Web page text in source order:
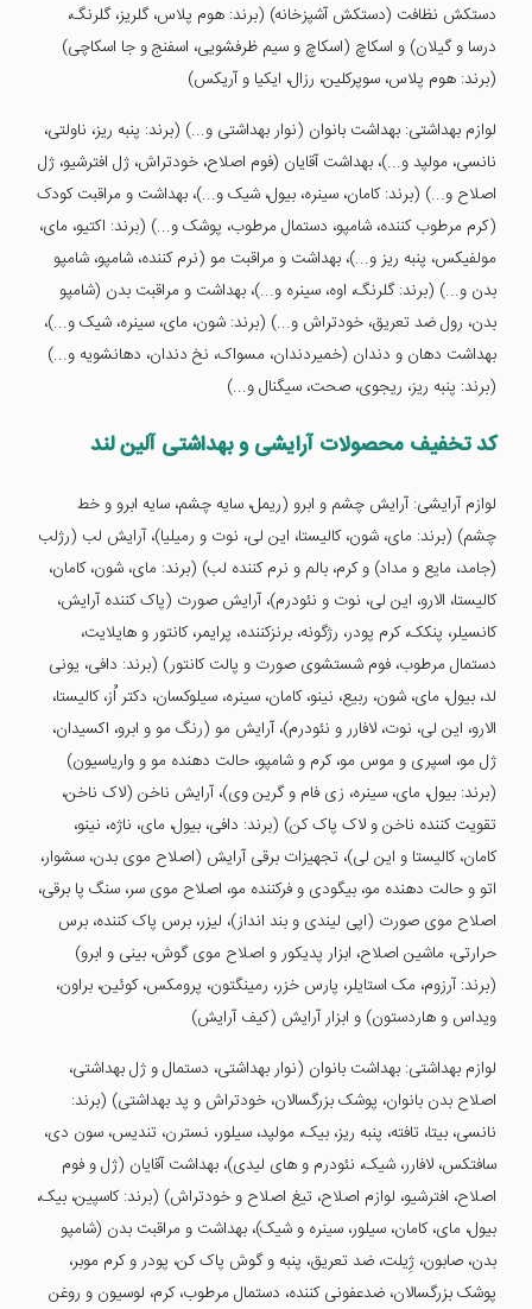
دستکش نظافت (دستکش آشپزخانه) (برند: هوم پلاس، گلریز، گلرنگ،
درسا و گیلان) و اسکاچ (اسکاچ و سیم ظرفشویی، اسفنج و جا اسکاچی)
(برند: هوم پلاس، سوپرکلین، رزال، ایکیا و آریکس)
لوازم بهداشتی: بهداشت بانوان (نوار بهداشتی و...) (برند: پنبه ریز، ناولتی،
نانسی، مولپد و...)، بهداشت آقایان (فوم اصلاح، خودتراش، ژل افترشیو، ژل
اصلاح و...) (برند: کامان، سینره، بیول، شیک و...)، بهداشت و مراقبت کودک
(کرم مرطوب کننده، شامپو، دستمال مرطوب، پوشک و...) (برند: اکتیو، مای،
مولفیکس، پنبه ریز و...)، بهداشت و مراقبت مو (نرم کننده، شامپو، شامپو
بدن و...) (برند: گلرنگ، اوه، سینره و...)، بهداشت و مراقبت بدن (شامپو
بدن، رول ضد تعریق، خودتراش و...) (برند: شون، مای، سینره، شیک و...)،
بهداشت دهان و دندان (خمیردندان، مسواک، نخ دندان، دهانشویه و...)
(برند: پنبه ریز، ریجوی، صحت، سیگنال و...)
کد تخفیف محصولات آرایشی و بهداشتی آلین لند
لوازم آرایشی: آرایش چشم و ابرو (ریمل، سایه چشم، سایه ابرو و خط
چشم) (برند: مای، شون، کالیستا، این لی، نوت و رمیلیا)، آرایش لب (رژلب
(جامد، مایع و مداد) و کرم، بالم و نرم کننده لب) (برند: مای، شون، کامان،
کالیستا، الارو، این لی، نوت و نئودرم)، آرایش صورت (پاک کننده آرایش،
کانسیلر، پنکک، کرم پودر، رژگونه، برنزکننده، پرایمر، کانتور و هایلایت،
دستمال مرطوب، فوم شستشوی صورت و پالت کانتور) (برند: دافی، یونی
لد، بیول، مای، شون، ربیع، نینو، کامان، سینره، سیلوکسان، دکتر اُز، کالیستا،
الارو، این لی، نوت، لافارر و نئودرم)، آرایش مو (رنگ مو و ابرو، اکسیدان،
ژل مو، اسپری و موس مو، کرم و شامپو، حالت دهنده مو و واریاسیون)
(برند: بیول، مای، سینره، زی فام و گرین وی)، آرایش ناخن (لاک ناخن،
تقویت کننده ناخن و لاک پاک کن) (برند: دافی، بیول، مای، ناژه، نینو،
کامان، کالیستا و این لی)، تجهیزات برقی آرایش (اصلاح موی بدن، سشوار،
اتو و حالت دهنده مو، بیگودی و فرکننده مو، اصلاح موی سر، سنگ پا برقی،
اصلاح موی صورت (اپی لیندی و بند انداز)، لیزر، برس پاک کننده، برس
حرارتی، ماشین اصلاح، ابزار پدیکور و اصلاح موی گوش، بینی و ابرو)
(برند: آرزوم، مک استایلر، پارس خزر، رمینگتون، پرومکس، کوئین، براون،
ویداس و هاردستون) و ابزار آرایش (کیف آرایش)
لوازم بهداشتی: بهداشت بانوان (نوار بهداشتی، دستمال و ژل بهداشتی،
اصلاح بدن بانوان، پوشک بزرگسالان، خودتراش و پد بهداشتی) (برند:
نانسی، بیتا، تافته، پنبه ریز، بیک، مولپد، سیلور، نسترن، تندیس، سون دی،
سافتکس، لافارر، شیک، نئودرم و های لیدی)، بهداشت آقایان (ژل و فوم
اصلاح، افترشیو، لوازم اصلاح، تیغ اصلاح و خودتراش) (برند: کاسپین، بیک،
بیول، مای، کامان، سیلور، سینره و شیک)، بهداشت و مراقبت بدن (شامپو
بدن، صابون، ژِیلت، ضد تعریق، پنبه و گوش پاک کن، پودر و کرم موبر،
پوشک بزرگسالان، ضدعفونی کننده، دستمال مرطوب، کرم، لوسیون و روغن